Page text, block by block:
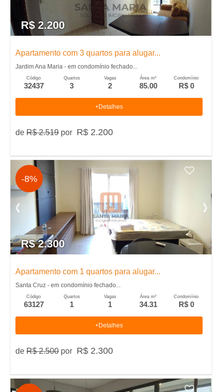
R$ 2.200
Apartamento com 3 quartos para alugar...
Jardim Ana Maria - em condomínio fechado...
Código
32437
Quartos
3
Vagas
2
Área m²
85.00
Condomínio
R$ 0
+Detalhes
deR$ 2.519por R$ 2.200
-8%
R$ 2.300
Apartamento com 1 quartos para alugar...
Santa Cruz - em condomínio fechado...
Código
63127
Quartos
1
Vagas
1
Área m²
34.31
Condomínio
R$ 0
+Detalhes
deR$ 2.500por R$ 2.300